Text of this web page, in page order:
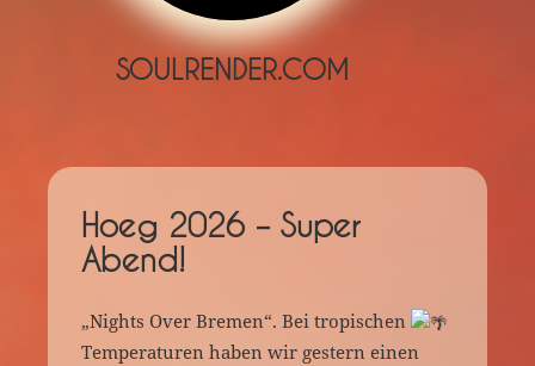
SOULRENDER.COM
Hoeg 2026 – Super
Abend!
„Nights Over Bremen“. Bei tropischen
Temperaturen haben wir gestern einen